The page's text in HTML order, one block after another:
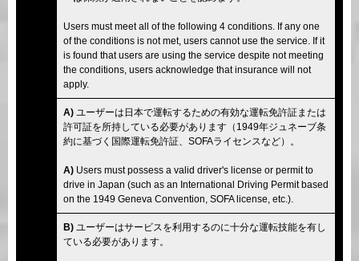
Users must meet all of the following 4 conditions. If any one
of the conditions is not met, users cannot use the service. If it
is found that users are using the service despite not meeting
the conditions, users acknowledge that insurance will not
apply.
A) ユーザーは日本で運転するための有効な運転免許証または
許可証を所持している必要があります（1949年ジュネーブ条
約に基づく国際運転免許証、SOFAライセンスなど）。
A) Users must possess a valid driver's license or permit to
drive in Japan (such as an International Driving Permit based
on the 1949 Geneva Convention, SOFA license, etc.).
B) ユーザーはサービスを利用するのに十分な運転技能を有し
ている必要があります。